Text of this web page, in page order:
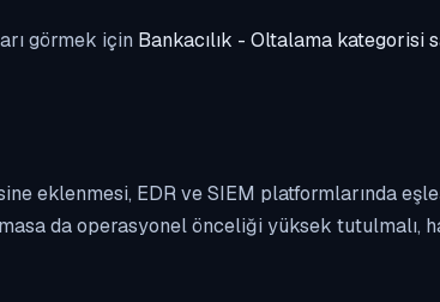
görmek için Bankacılık - Oltalama kategorisi
eklenmesi, EDR ve SIEM platformlarında
da operasyonel önceliği yüksek tutulmalı,